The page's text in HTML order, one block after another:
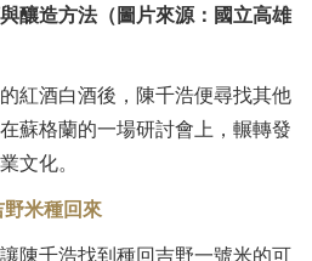
釀造方法（圖片來源：國立高雄
紅酒白酒後，陳千浩便尋找其他
蘇格蘭的一場研討會上，輾轉發
文化。
米種回來
陳千浩找到種回吉野一號米的可